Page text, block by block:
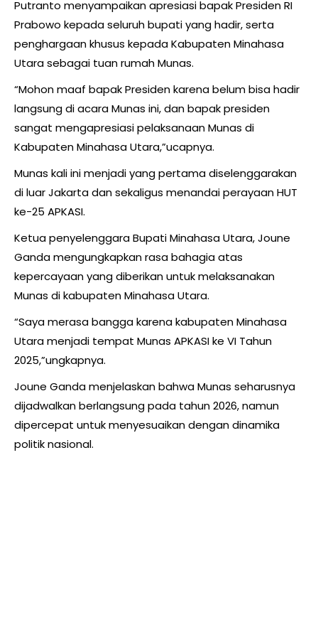
Putranto menyampaikan apresiasi bapak Presiden RI
Prabowo kepada seluruh bupati yang hadir, serta
penghargaan khusus kepada Kabupaten Minahasa
Utara sebagai tuan rumah Munas.
“Mohon maaf bapak Presiden karena belum bisa hadir
langsung di acara Munas ini, dan bapak presiden
sangat mengapresiasi pelaksanaan Munas di
Kabupaten Minahasa Utara,”ucapnya.
Munas kali ini menjadi yang pertama diselenggarakan
di luar Jakarta dan sekaligus menandai perayaan HUT
ke-25 APKASI.
Ketua penyelenggara Bupati Minahasa Utara, Joune
Ganda mengungkapkan rasa bahagia atas
kepercayaan yang diberikan untuk melaksanakan
Munas di kabupaten Minahasa Utara.
“Saya merasa bangga karena kabupaten Minahasa
Utara menjadi tempat Munas APKASI ke VI Tahun
2025,”ungkapnya.
Joune Ganda menjelaskan bahwa Munas seharusnya
dijadwalkan berlangsung pada tahun 2026, namun
dipercepat untuk menyesuaikan dengan dinamika
politik nasional.